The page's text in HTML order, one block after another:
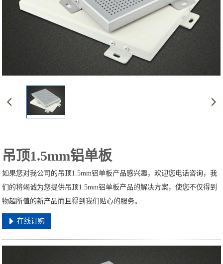
吊顶1.5mm铝单板
如果您对我公司的吊顶1.5mm铝单板产品感兴趣，欢迎您电话咨询，我
们的将竭诚为您提供吊顶1.5mm铝单板产品的解决方案，使您不仅得到
物超所值的新产品而且得到我们贴心的服务。
在线订购